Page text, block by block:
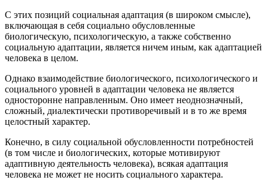
С этих позиций социальная адаптация (в широком смысле),
включающая в себя социально обусловленные
биологическую, психологическую, а также собственно
социальную адаптации, является ничем иным, как адаптацией
человека в целом.
Однако взаимодействие биологического, психологического и
социального уровней в адаптации человека не является
односторонне направленным. Оно имеет неоднозначный,
сложный, диалектически противоречивый и в то же время
целостный характер.
Конечно, в силу социальной обусловленности потребностей
(в том числе и биологических, которые мотивируют
адаптивную деятельность человека), всякая адаптация
человека не может не носить социального характера.